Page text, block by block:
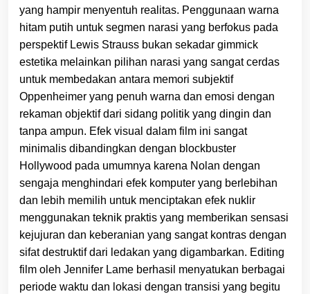
yang hampir menyentuh realitas. Penggunaan warna
hitam putih untuk segmen narasi yang berfokus pada
perspektif Lewis Strauss bukan sekadar gimmick
estetika melainkan pilihan narasi yang sangat cerdas
untuk membedakan antara memori subjektif
Oppenheimer yang penuh warna dan emosi dengan
rekaman objektif dari sidang politik yang dingin dan
tanpa ampun. Efek visual dalam film ini sangat
minimalis dibandingkan dengan blockbuster
Hollywood pada umumnya karena Nolan dengan
sengaja menghindari efek komputer yang berlebihan
dan lebih memilih untuk menciptakan efek nuklir
menggunakan teknik praktis yang memberikan sensasi
kejujuran dan keberanian yang sangat kontras dengan
sifat destruktif dari ledakan yang digambarkan. Editing
film oleh Jennifer Lame berhasil menyatukan berbagai
periode waktu dan lokasi dengan transisi yang begitu